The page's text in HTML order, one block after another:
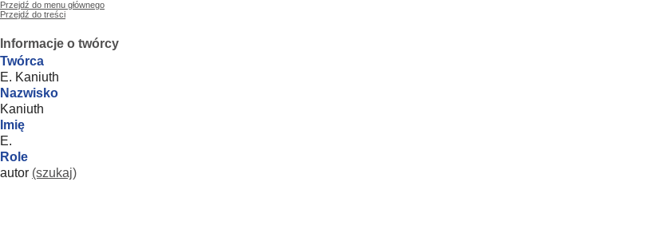
Przejdź do menu głównego
Przejdź do treści
Informacje o twórcy
Twórca
E. Kaniuth
Nazwisko
Kaniuth
Imię
E.
Role
autor (szukaj)